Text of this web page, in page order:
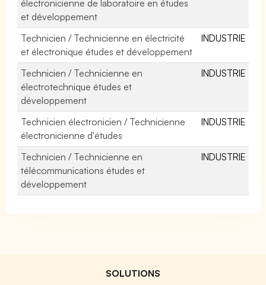
électronicienne de laboratoire en études
et développement
Technicien / Technicienne en électricité
et électronique études et développement
INDUSTRIE
Technicien / Technicienne en
électrotechnique études et
développement
INDUSTRIE
Technicien électronicien / Technicienne
électronicienne d'études
INDUSTRIE
Technicien / Technicienne en
télécommunications études et
développement
INDUSTRIE
SOLUTIONS